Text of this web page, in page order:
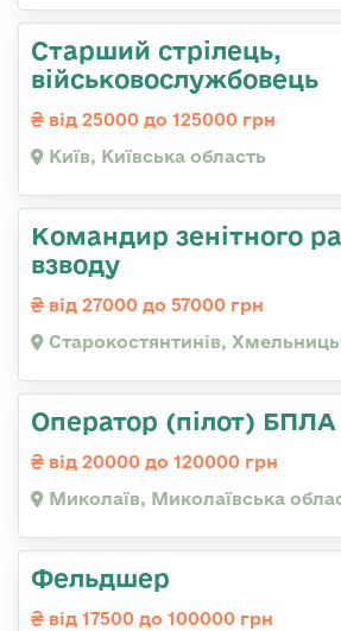
Старший стрілець,
військовослужбовець
від 25000 до 125000 грн
Київ, Київська область
Командир зенітного
взводу
від 27000 до 57000 грн
Старокостянтинів,
Оператор (пілот) БПЛА
від 20000 до 120000 грн
Миколаїв, Миколаївська
Фельдшер
від 17500 до 100000 грн